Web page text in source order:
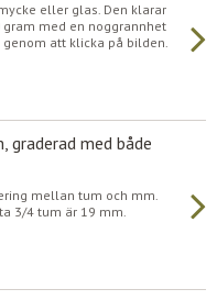
eller glas. Den klarar
med en noggrannhet
genom att klicka på bilden.
med både
mellan tum och mm.
3/4 tum är 19 mm.